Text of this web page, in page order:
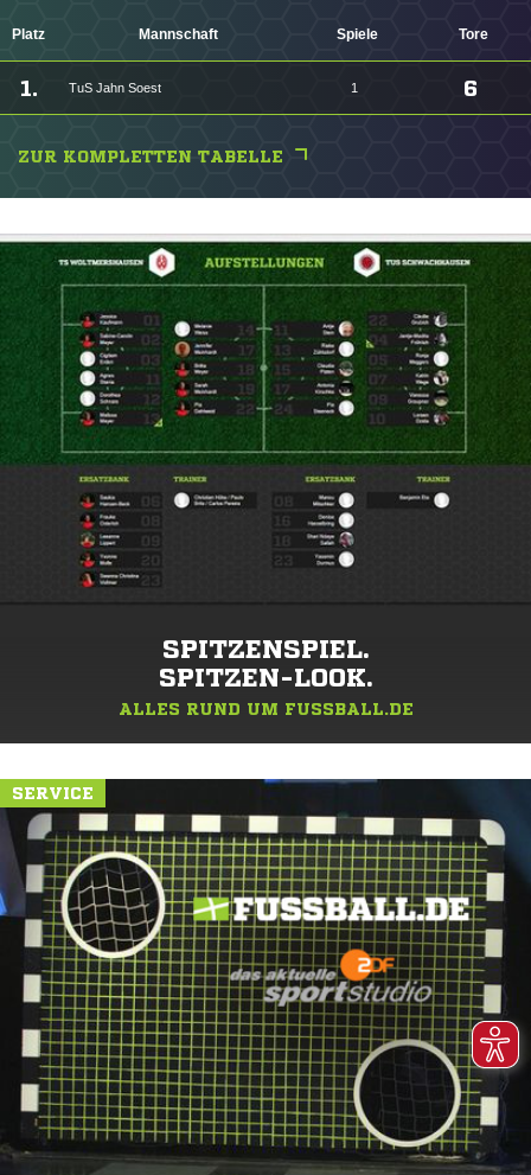
Platz Mannschaft Spiele Tore
1. TuS Jahn Soest 1 6
ZUR KOMPLETTEN TABELLE
SPITZENSPIEL.
SPITZEN-LOOK.
ALLES RUND UM FUSSBALL.DE
SERVICE